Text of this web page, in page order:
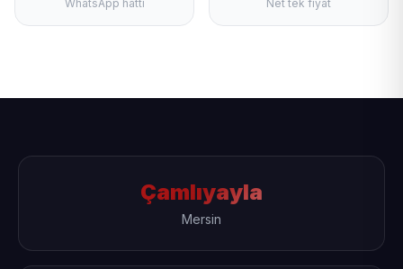
WhatsApp hattı
Net tek fiyat
Çamlıyayla
Mersin